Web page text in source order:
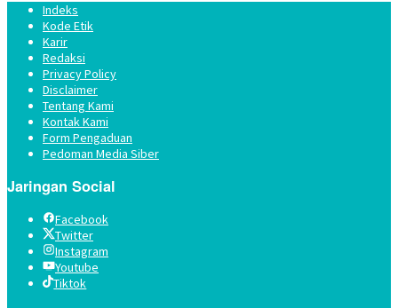
Indeks
Kode Etik
Karir
Redaksi
Privacy Policy
Disclaimer
Tentang Kami
Kontak Kami
Form Pengaduan
Pedoman Media Siber
Jaringan Social
Facebook
Twitter
Instagram
Youtube
Tiktok